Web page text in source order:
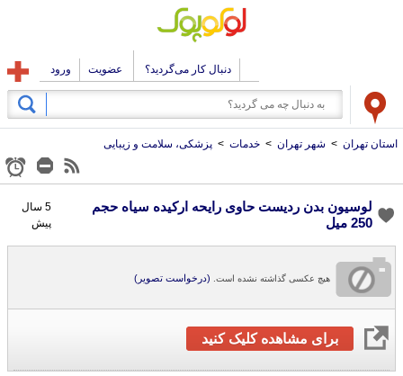
دنبال کار می‌گردید؟ عضویت ورود
استان تهران > شهر تهران > خدمات > پزشکی، سلامت و زیبایی
لوسیون بدن ردیست حاوی رایحه ارکیده سیاه حجم
250 میل
5 سال
پیش
هیچ عکسی گذاشته نشده است. (درخواست تصویر)
برای مشاهده کلیک کنید